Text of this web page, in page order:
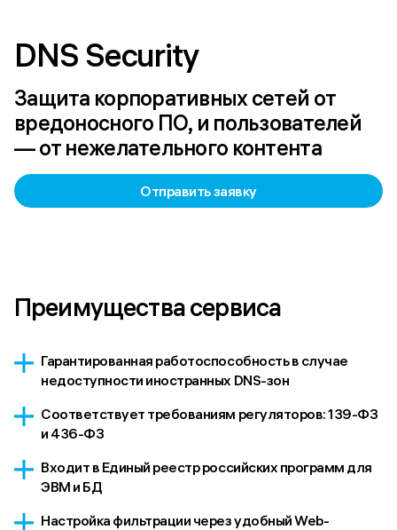
DNS Security
Защита корпоративных сетей от
вредоносного ПО, и пользователей
— от нежелательного контента
Отправить заявку
Преимущества сервиса
Гарантированная работоспособность в случае
недоступности иностранных DNS-зон
Соответствует требованиям регуляторов: 139-ФЗ
и 436-ФЗ
Входит в Единый реестр российских программ для
ЭВМ и БД
Настройка фильтрации через удобный Web-